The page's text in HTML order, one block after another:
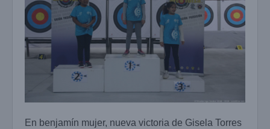
En benjamín mujer, nueva victoria de Gisela Torres